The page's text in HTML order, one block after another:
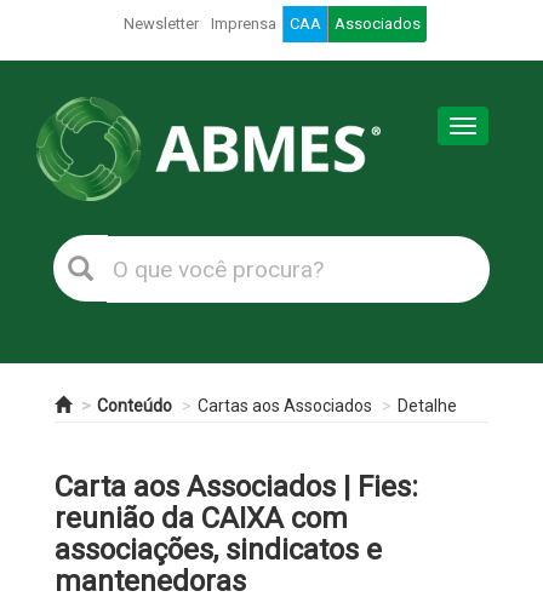
Newsletter Imprensa CAA Associados
Toggle
Conteúdo Cartas aos Associados Detalhe
Carta aos Associados | Fies:
reunião da CAIXA com
associações, sindicatos e
mantenedoras